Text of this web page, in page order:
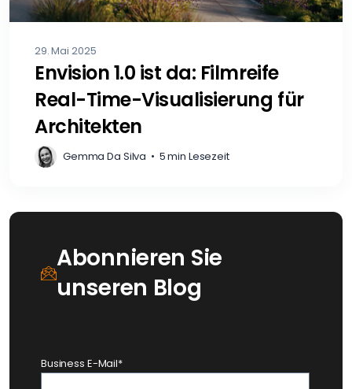
29. Mai 2025
Envision 1.0 ist da: Filmreife
Real-Time-Visualisierung für
Architekten
Gemma Da Silva • 5 min Lesezeit
Abonnieren Sie
unseren Blog
Business E-Mail*